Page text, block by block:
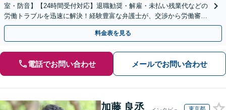
室・防音】【24時間受付対応】退職勧奨・解雇・未払い残業代などの
労働トラブルを迅速に解決！経験豊富な弁護士が、交渉から労働審判
まで一貫して対応いたします【オンライン相談可】
料金表を見る
電話でお問い合わせ メールでお問い合わせ
加藤 良丞 東京都